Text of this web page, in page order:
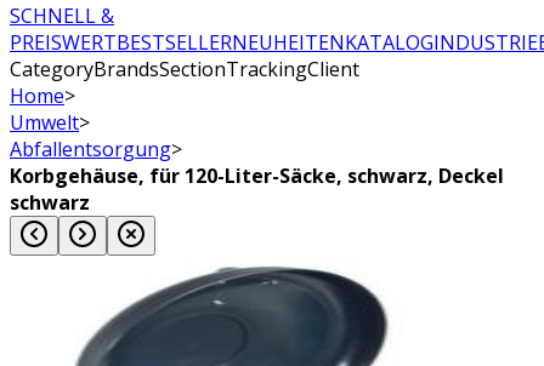
SCHNELL &
PREISWERTBESTSELLERNEUHEITENKATALOG
CategoryBrandsSectionTrackingClient
Home>
Umwelt>
Abfallentsorgung>
Korbgehäuse, für 120-Liter-Säcke, schwarz, Deckel
schwarz